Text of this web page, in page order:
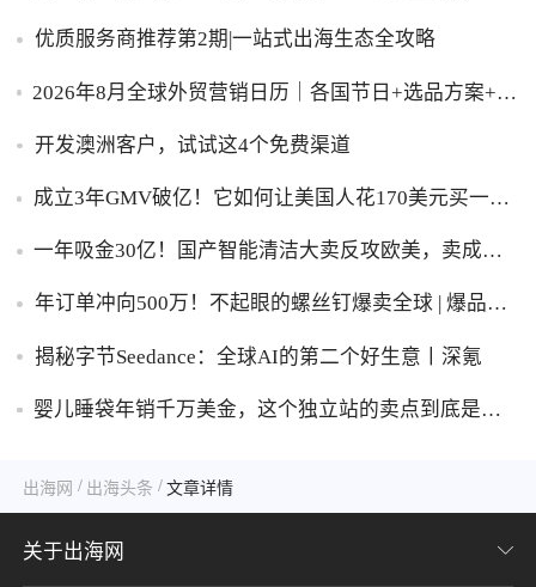
优质服务商推荐第2期|一站式出海生态全攻略
2026年8月全球外贸营销日历｜各国节日+选品方案+实
开发澳洲客户，试试这4个免费渠道
成立3年GMV破亿！它如何让美国人花170美元买一台
一年吸金30亿！国产智能清洁大卖反攻欧美，卖成全
年订单冲向500万！不起眼的螺丝钉爆卖全球 | 爆品洞
揭秘字节Seedance：全球AI的第二个好生意丨深氪
婴儿睡袋年销千万美金，这个独立站的卖点到底是什
出海网 / 出海头条 / 文章详情
关于出海网